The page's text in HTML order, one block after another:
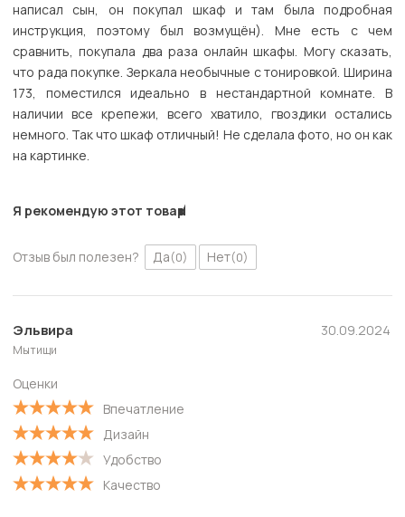
написал сын, он покупал шкаф и там была подробная
инструкция, поэтому был возмущён). Мне есть с чем
сравнить, покупала два раза онлайн шкафы. Могу сказать,
что рада покупке. Зеркала необычные с тонировкой. Ширина
173, поместился идеально в нестандартной комнате. В
наличии все крепежи, всего хватило, гвоздики остались
немного. Так что шкаф отличный! Не сделала фото, но он как
на картинке.
Я рекомендую этот товар
Отзыв был полезен? Да(0) Нет(0)
Эльвира
Мытищи
Оценки
Впечатление
Дизайн
Удобство
Качество
30.09.2024